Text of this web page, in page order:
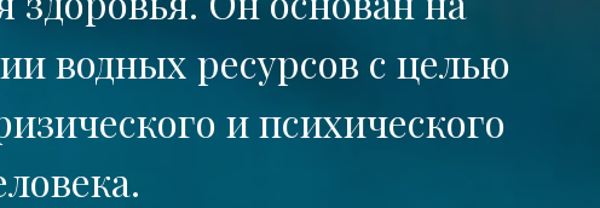
водных ресурсов с целью
и психического